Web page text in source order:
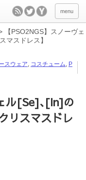
menu
【PSO2NGS】スノーヴェ
マスドレス】
スウェア, コスチューム, P
ル[Se]､[In]の
リスマスドレ